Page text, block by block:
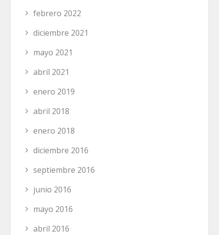
febrero 2022
diciembre 2021
mayo 2021
abril 2021
enero 2019
abril 2018
enero 2018
diciembre 2016
septiembre 2016
junio 2016
mayo 2016
abril 2016